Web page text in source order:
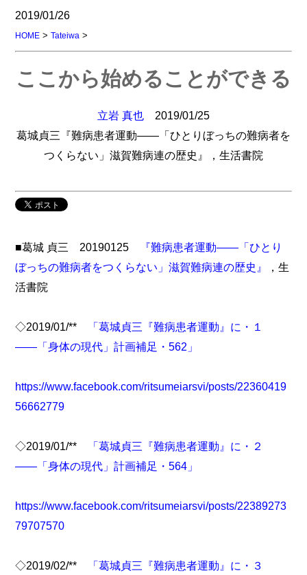
2019/01/26
HOME >Tateiwa >
ここから始めることができる
立岩 真也 2019/01/25
葛城貞三『難病患者運動――「ひとりぼっちの難病者を
つくらない」滋賀難病連の歴史』，生活書院
■葛城 貞三 20190125
『難病患者運動――「ひとり
ぼっちの難病者をつくらない」滋賀難病連の歴史』
，生
活書院
◇2019/01/**
「葛城貞三『難病患者運動』に・１
――「身体の現代」計画補足・562」
https://www.facebook.com/ritsumeiarsvi/posts/22360419
56662779
◇2019/01/**
「葛城貞三『難病患者運動』に・２
――「身体の現代」計画補足・564」
https://www.facebook.com/ritsumeiarsvi/posts/22389273
79707570
◇2019/02/**
「葛城貞三『難病患者運動』に・３